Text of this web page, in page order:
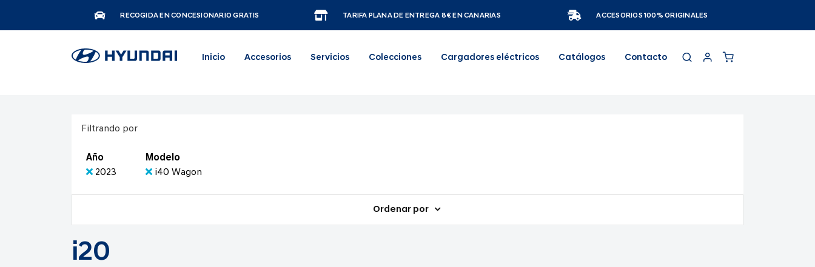
RECOGIDA EN CONCESIONARIO GRATIS TARIFA PLANA DE ENTREGA 8€ EN CANARIAS ACCESORIOS 100% ORIGINALES
Inicio Accesorios Servicios Colecciones Cargadores eléctricos Catálogos Contacto
Filtrando por
Año
2023
Modelo
i40 Wagon
Ordenar por
i20